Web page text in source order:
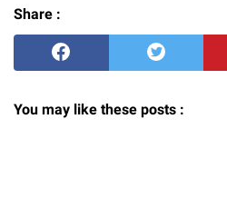
Share :
You may like these posts :